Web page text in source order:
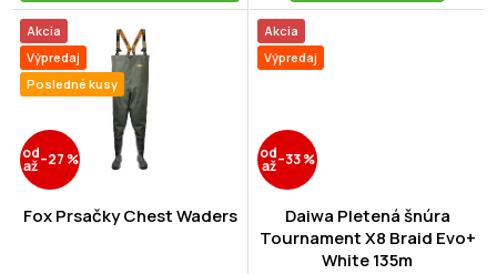
Akcia
Výpredaj
Posledné kusy
od
až–27 %
Fox Prsačky Chest Waders
Akcia
Výpredaj
od
až–33 %
Daiwa Pletená šnúra
Tournament X8 Braid Evo+
White 135m